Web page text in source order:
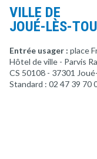
VILLE DE
JOUÉ-LÈS-
Entrée usager : place
Hôtel de ville - Parvis
CS 50108 - 37301
Standard : 02 47 39 70